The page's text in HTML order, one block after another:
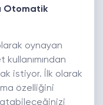
Otomatik
oynayan
istiyor. İlk olarak
özelliğini